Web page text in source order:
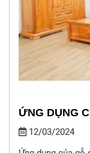
ỨNG DỤNG
12/03/2024